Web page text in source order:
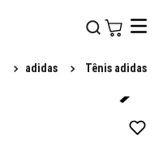
adidas
Tênis adidas